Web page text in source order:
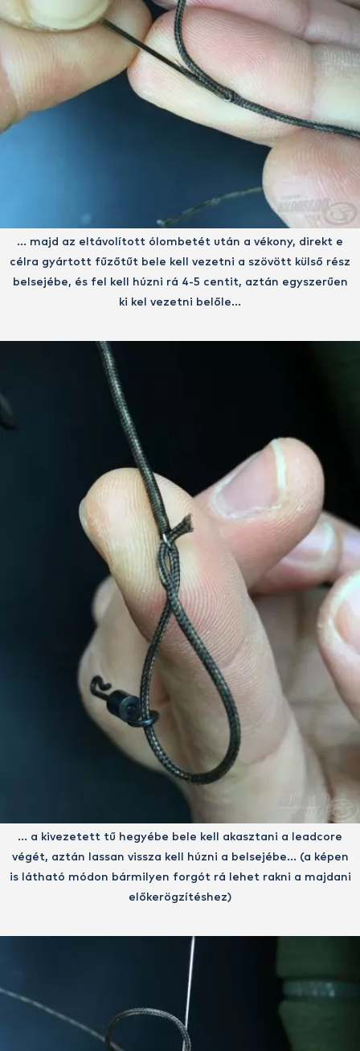
… majd az eltávolított ólombetét után a vékony, direkt e
célra gyártott fűzőtűt bele kell vezetni a szövött külső rész
belsejébe, és fel kell húzni rá 4-5 centit, aztán egyszerűen
ki kel vezetni belőle…
… a kivezetett tű hegyébe bele kell akasztani a leadcore
végét, aztán lassan vissza kell húzni a belsejébe… (a képen
is látható módon bármilyen forgót rá lehet rakni a majdani
előkerögzítéshez)